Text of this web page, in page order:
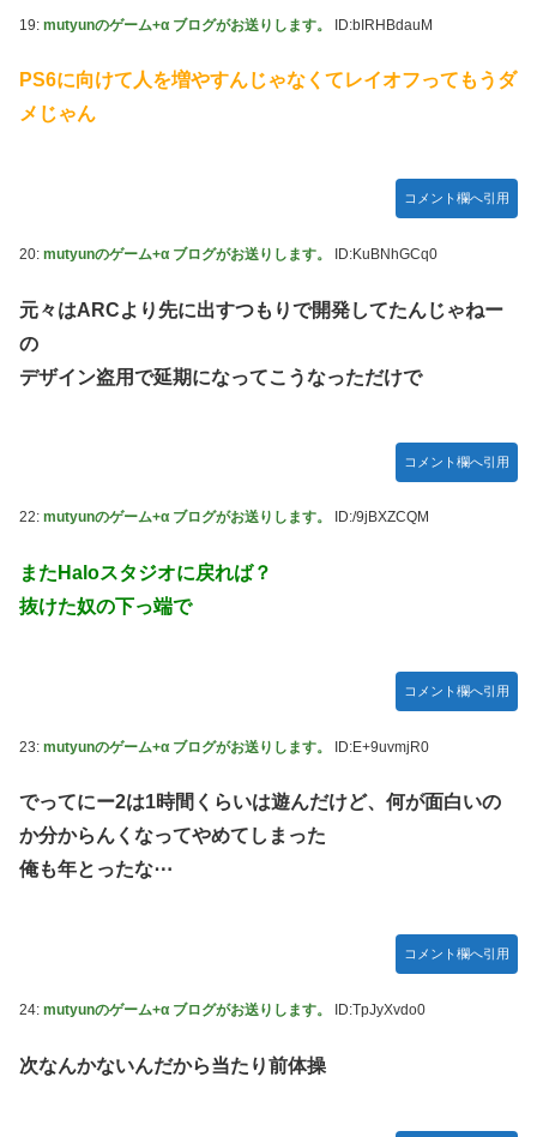
19: mutyunのゲーム+α ブログがお送りします。 ID:bIRHBdauM
PS6に向けて人を増やすんじゃなくてレイオフってもうダ
メじゃん
コメント欄へ引用
20: mutyunのゲーム+α ブログがお送りします。 ID:KuBNhGCq0
元々はARCより先に出すつもりで開発してたんじゃねー
の
デザイン盗用で延期になってこうなっただけで
コメント欄へ引用
22: mutyunのゲーム+α ブログがお送りします。 ID:/9jBXZCQM
またHaloスタジオに戻れば？
抜けた奴の下っ端で
コメント欄へ引用
23: mutyunのゲーム+α ブログがお送りします。 ID:E+9uvmjR0
でってにー2は1時間くらいは遊んだけど、何が面白いの
か分からんくなってやめてしまった
俺も年とったな⋯
コメント欄へ引用
24: mutyunのゲーム+α ブログがお送りします。 ID:TpJyXvdo0
次なんかないんだから当たり前体操